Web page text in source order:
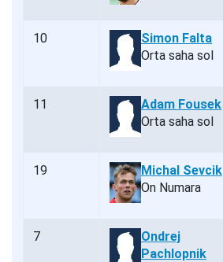
10
Simon Falta
Orta saha sol
11
Adam Fousek
Orta saha sol
19
Michal Sevcik
On Numara
7
Ondrej
Pachlopnik